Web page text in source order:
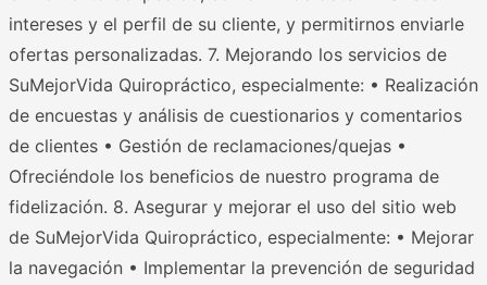
intereses y el perfil de su cliente, y permitirnos enviarle
ofertas personalizadas. 7. Mejorando los servicios de
SuMejorVida Quiropráctico, especialmente: • Realización
de encuestas y análisis de cuestionarios y comentarios
de clientes • Gestión de reclamaciones/quejas •
Ofreciéndole los beneficios de nuestro programa de
fidelización. 8. Asegurar y mejorar el uso del sitio web
de SuMejorVida Quiropráctico, especialmente: • Mejorar
la navegación • Implementar la prevención de seguridad